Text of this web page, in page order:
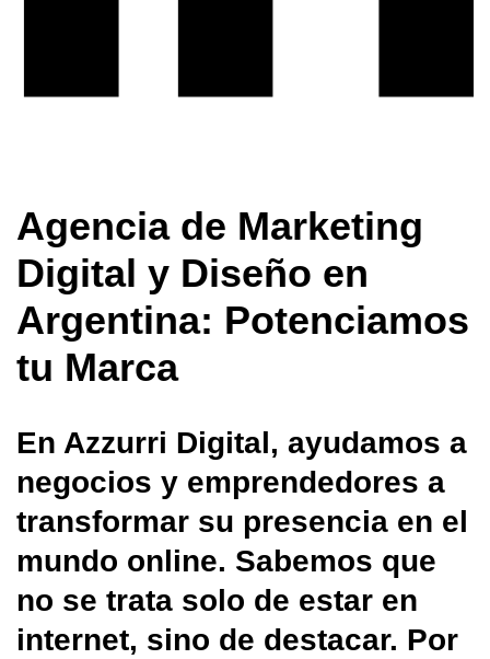
Agencia de Marketing
Digital y Diseño en
Argentina: Potenciamos
tu Marca
En Azzurri Digital, ayudamos a
negocios y emprendedores a
transformar su presencia en el
mundo online. Sabemos que
no se trata solo de estar en
internet, sino de destacar. Por